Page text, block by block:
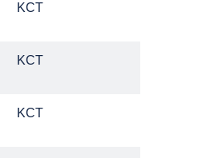
KCT
KCT
KCT